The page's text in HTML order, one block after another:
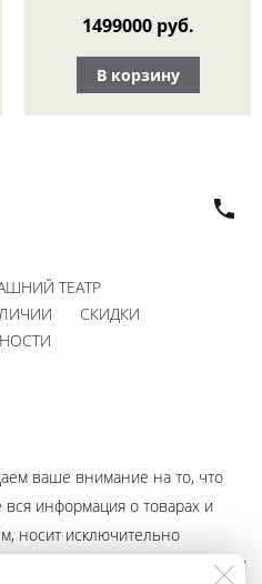
1499000 руб.
В корзину
ТЕАТР
СКИДКИ
ваше внимание на то, что
информация о товарах и
носит исключительно
каких условиях не является